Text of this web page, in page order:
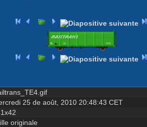
25 de août, 2010 20:48:43 CET
originale